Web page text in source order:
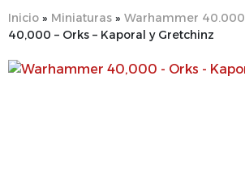
Inicio » Miniaturas » Warhammer 40.000
40,000 – Orks – Kaporal y Gretchinz